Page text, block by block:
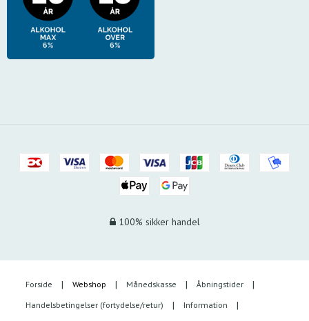
100% sikker handel
Forside Webshop Månedskasse Åbningstider
Handelsbetingelser (fortydelse/retur) Information